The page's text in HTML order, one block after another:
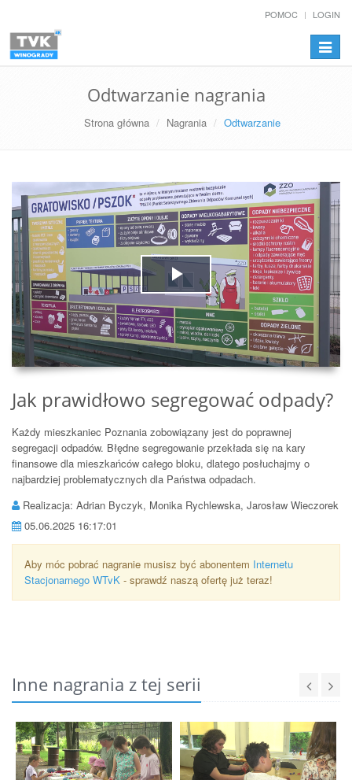
POMOC LOGIN
Odtwarzanie nagrania
Strona główna Nagrania Odtwarzanie
Play
Video
Jak prawidłowo segregować odpady?
Każdy mieszkaniec Poznania zobowiązany jest do poprawnej
segregacji odpadów. Błędne segregowanie przekłada się na kary
finansowe dla mieszkańców całego bloku, dlatego posłuchajmy o
najbardziej problematycznych dla Państwa odpadach.
Realizacja: Adrian Byczyk, Monika Rychlewska, Jarosław Wieczorek
05.06.2025 16:17:01
Aby móc pobrać nagranie musisz być abonentem Internetu
Stacjonarnego WTvK - sprawdź naszą ofertę już teraz!
Inne nagrania z tej serii